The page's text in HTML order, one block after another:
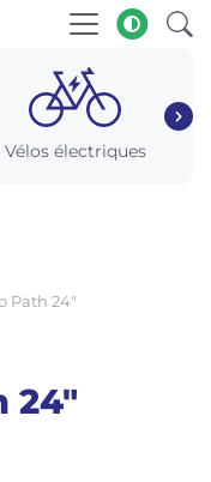
Vélos électriques
Path 24″
24″